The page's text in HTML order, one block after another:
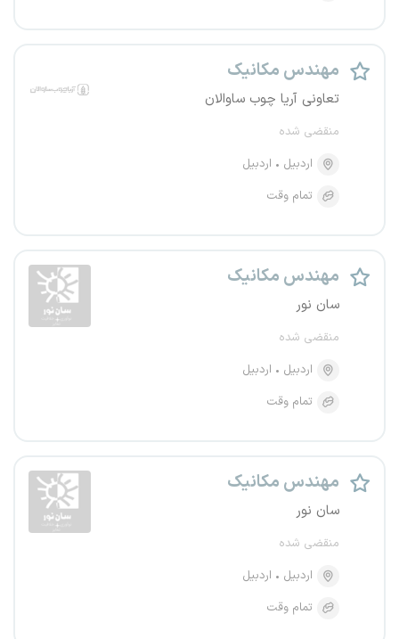
مهندس مکانیک
تعاونی آریا چوب ساوالان
منقضی شده
اردبیل
اردبیل
تمام وقت
مهندس مکانیک
سان نور
منقضی شده
اردبیل
اردبیل
تمام وقت
مهندس مکانیک
سان نور
منقضی شده
اردبیل
اردبیل
تمام وقت